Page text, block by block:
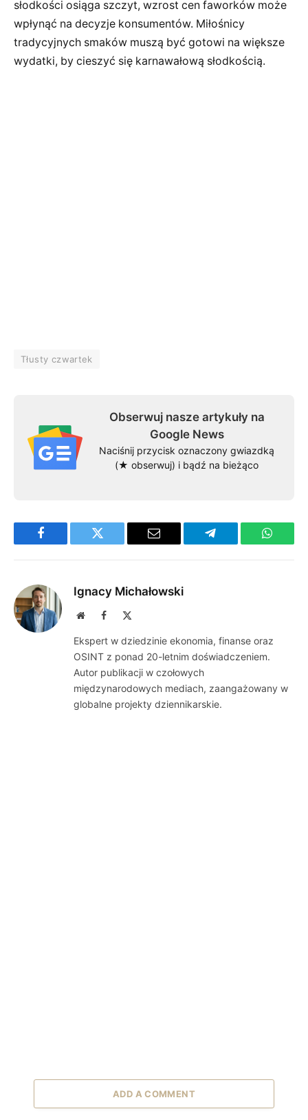
słodkości osiąga szczyt, wzrost cen faworków może
wpłynąć na decyzje konsumentów. Miłośnicy
tradycyjnych smaków muszą być gotowi na większe
wydatki, by cieszyć się karnawałową słodkością.
Tłusty czwartek
Obserwuj nasze artykuły na
Google News
Naciśnij przycisk oznaczony gwiazdką
(★ obserwuj) i bądź na bieżąco
Facebook Twitter Email Telegram
Ignacy Michałowski
WebsiteFacebook
Ekspert w dziedzinie ekonomia, finanse oraz
OSINT z ponad 20-letnim doświadczeniem.
Autor publikacji w czołowych
międzynarodowych mediach, zaangażowany w
globalne projekty dziennikarskie.
ADD A COMMENT